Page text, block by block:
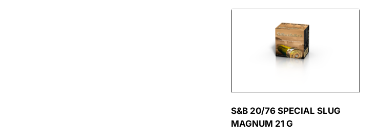
S&B 20/76 SPECIAL SLUG
MAGNUM 21 G